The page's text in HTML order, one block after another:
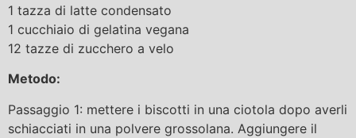
1 tazza di latte condensato
1 cucchiaio di gelatina vegana
12 tazze di zucchero a velo
Metodo:
Passaggio 1: mettere i biscotti in una ciotola dopo averli
schiacciati in una polvere grossolana. Aggiungere il